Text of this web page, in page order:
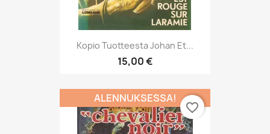
Kopio Tuotteesta Johan Et...
15,00 €
ALENNUKSESSA!
favorite_border